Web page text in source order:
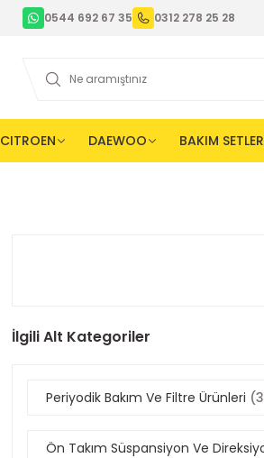
0544 692 67 35 0312 278 25 28
CITROEN DAEWOO BAKIM
İlgili Alt Kategoriler
Periyodik Bakım Ve Filtre Ürünleri
Ön Takım Süspansiyon Ve